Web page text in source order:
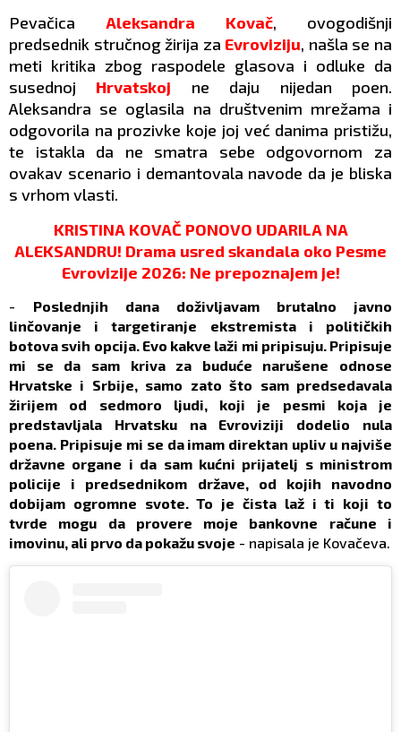
Pevačica Aleksandra Kovač, ovogodišnji
predsednik stručnog žirija za Evroviziju, našla se na
meti kritika zbog raspodele glasova i odluke da
susednoj Hrvatskoj ne daju nijedan poen.
Aleksandra se oglasila na društvenim mrežama i
odgovorila na prozivke koje joj već danima pristižu,
te istakla da ne smatra sebe odgovornom za
ovakav scenario i demantovala navode da je bliska
s vrhom vlasti.
KRISTINA KOVAČ PONOVO UDARILA NA
ALEKSANDRU! Drama usred skandala oko Pesme
Evrovizije 2026: Ne prepoznajem je!
- Poslednjih dana doživljavam brutalno javno
linčovanje i targetiranje ekstremista i političkih
botova svih opcija. Evo kakve laži mi pripisuju. Pripisuje
mi se da sam kriva za buduće narušene odnose
Hrvatske i Srbije, samo zato što sam predsedavala
žirijem od sedmoro ljudi, koji je pesmi koja je
predstavljala Hrvatsku na Evroviziji dodelio nula
poena. Pripisuje mi se da imam direktan upliv u najviše
državne organe i da sam kućni prijatelj s ministrom
policije i predsednikom države, od kojih navodno
dobijam ogromne svote. To je čista laž i ti koji to
tvrde mogu da provere moje bankovne račune i
imovinu, ali prvo da pokažu svoje - napisala je Kovačeva.